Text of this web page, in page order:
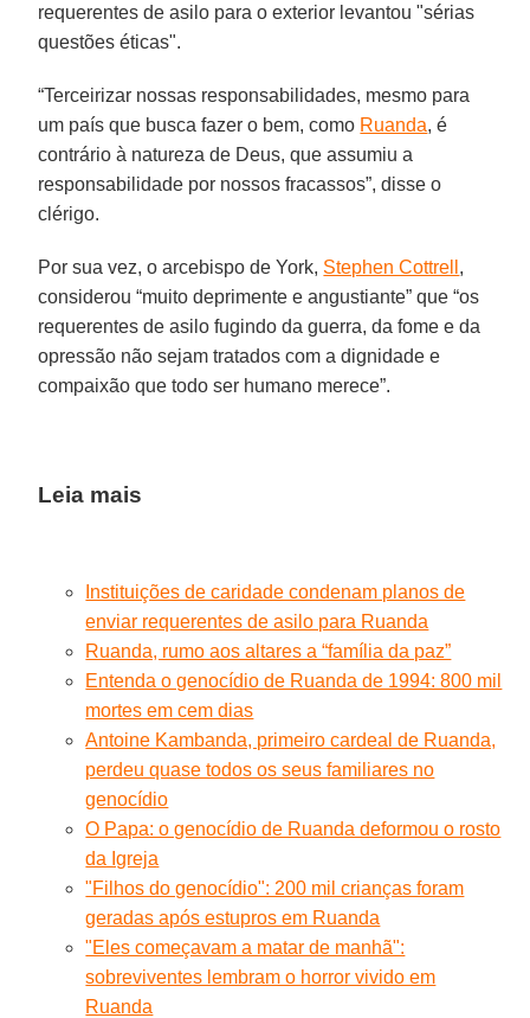
requerentes de asilo para o exterior levantou "sérias
questões éticas".
“Terceirizar nossas responsabilidades, mesmo para
um país que busca fazer o bem, como Ruanda, é
contrário à natureza de Deus, que assumiu a
responsabilidade por nossos fracassos”, disse o
clérigo.
Por sua vez, o arcebispo de York, Stephen Cottrell ,
considerou “muito deprimente e angustiante” que “os
requerentes de asilo fugindo da guerra, da fome e da
opressão não sejam tratados com a dignidade e
compaixão que todo ser humano merece”.
Leia mais
Instituições de caridade condenam planos de
enviar requerentes de asilo para Ruanda
Ruanda, rumo aos altares a “família da paz”
Entenda o genocídio de Ruanda de 1994: 800 mil
mortes em cem dias
Antoine Kambanda, primeiro cardeal de Ruanda,
perdeu quase todos os seus familiares no
genocídio
O Papa: o genocídio de Ruanda deformou o rosto
da Igreja
"Filhos do genocídio": 200 mil crianças foram
geradas após estupros em Ruanda
"Eles começavam a matar de manhã":
sobreviventes lembram o horror vivido em
Ruanda